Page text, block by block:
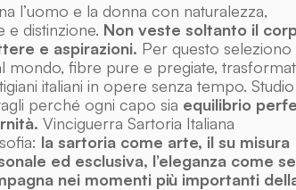
l’uomo e la donna con naturalezza,
e distinzione. Non veste soltanto il
e aspirazioni. Per questo
mondo, fibre pure e pregiate,
italiani in opere senza tempo. Studio
perché ogni capo sia equilibrio
Vinciguerra Sartoria Italiana
la sartoria come arte, il su misura
ed esclusiva, l’eleganza come
nei momenti più importanti